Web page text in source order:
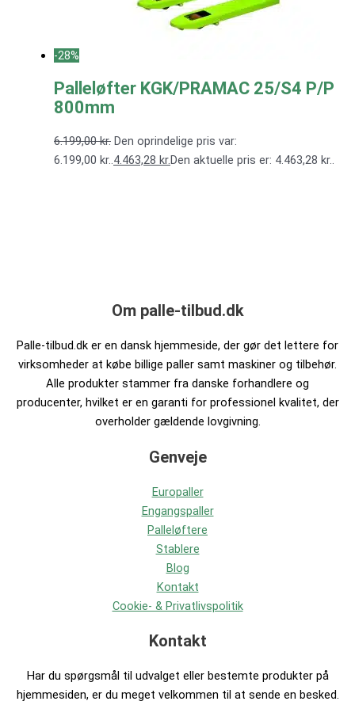
-28%
Palleløfter KGK/PRAMAC 25/S4 P/P
800mm
6.199,00kr. Den oprindelige pris var:
6.199,00 kr..4.463,28 kr.Den aktuelle pris er: 4.463,28 kr..
Om palle-tilbud.dk
Palle-tilbud.dk er en dansk hjemmeside, der gør det lettere for
virksomheder at købe billige paller samt maskiner og tilbehør.
Alle produkter stammer fra danske forhandlere og
producenter, hvilket er en garanti for professionel kvalitet, der
overholder gældende lovgivning.
Genveje
Europaller
Engangspaller
Palleløftere
Stablere
Blog
Kontakt
Cookie- & Privatlivspolitik
Kontakt
Har du spørgsmål til udvalget eller bestemte produkter på
hjemmesiden, er du meget velkommen til at sende en besked.